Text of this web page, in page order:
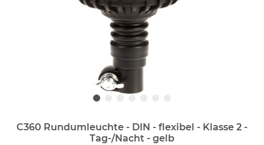
C360 Rundumleuchte - DIN - flexibel - Klasse 2 -
Tag-/Nacht - gelb